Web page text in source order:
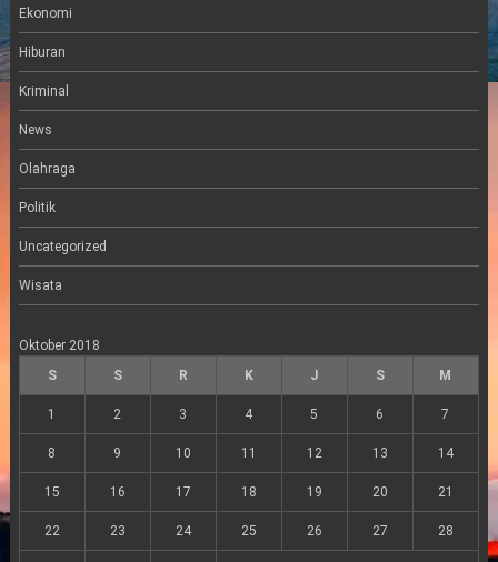
r
a
Ekonomi
Hiburan
Kriminal
News
Olahraga
Politik
Uncategorized
Wisata
Oktober 2018
S
S R K J S M
1 2 3 4 5 6 7
8 9 10 11 12 13 14
15 16 17 18 19 20 21
22 23 24 25 26 27 28